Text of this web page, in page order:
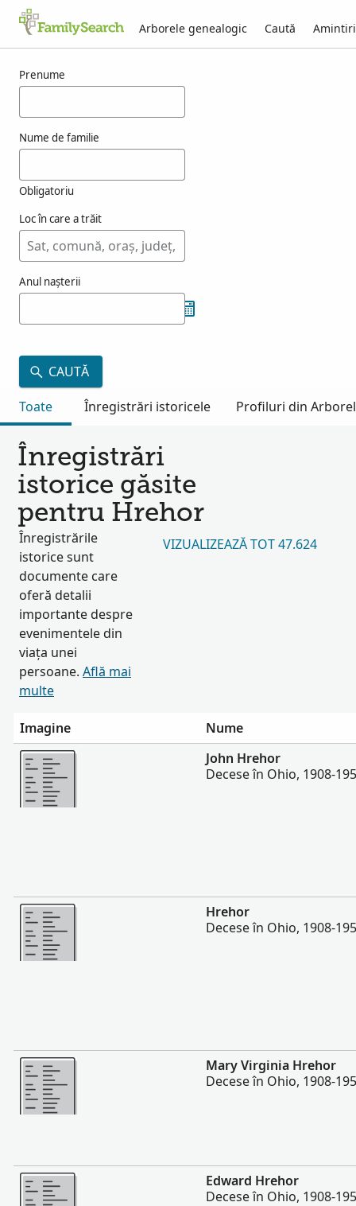
Arborele genealogic Caută Amintiri
Prenume
Nume de familie
Obligatoriu
Loc în care a trăit
Anul nașterii
CAUTĂ
Toate
Înregistrări istoricele Profiluri din
Înregistrări
istorice găsite
pentru Hrehor
Înregistrările
istorice sunt
documente care
oferă detalii
importante despre
evenimentele din
viața unei
persoane. Află mai
multe
VIZUALIZEAZĂ TOT 47.624
Imagine
Nume
Mai multe
John Hrehor
Decese în Ohio, 1908-
Mai multe
Hrehor
Decese în Ohio, 1908-
Mai multe
Mary Virginia Hrehor
Decese în Ohio, 1908-
Mai multe
Edward Hrehor
Decese în Ohio, 1908-